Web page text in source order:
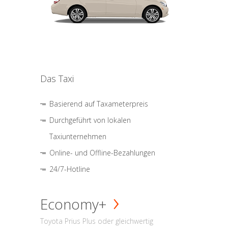
Das Taxi
Basierend auf Taxameterpreis
Durchgeführt von lokalen
Taxiunternehmen
Online- und Offline-Bezahlungen
24/7-Hotline
Economy+
Toyota Prius Plus oder gleichwertig